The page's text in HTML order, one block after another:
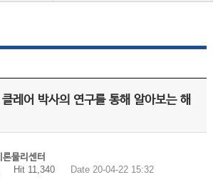
어 박사의 연구를 통해 알아보는 해
물리센터
Hit 11,340 Date 20-04-22 15:32